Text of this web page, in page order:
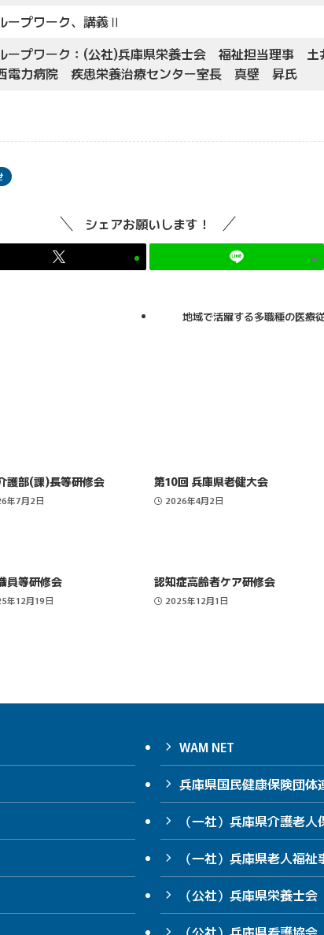
ープワーク、講義Ⅱ
ープワーク：(公社)兵庫県栄養士会 福祉担当理事 土
電力病院 疾患栄養治療センター室長 真壁 昇氏
シェアお願いします！
地域で活躍する多職種の医
護部(課)長等研修会
年7月2日
第10回 兵庫県老健大会
2026年4月2日
員等研修会
年12月19日
認知症高齢者ケア研修会
2025年12月1日
WAM NET
兵庫県国民健康保険団体
（一社）兵庫県介護老
（一社）兵庫県老人福祉
（公社）兵庫県栄養士会